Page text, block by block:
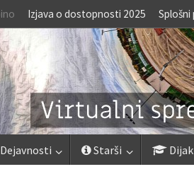
Izjava o dostopnosti 2025
Starši